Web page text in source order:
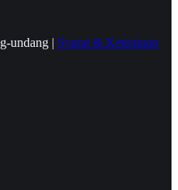
undang | Syarat & Ketentuan